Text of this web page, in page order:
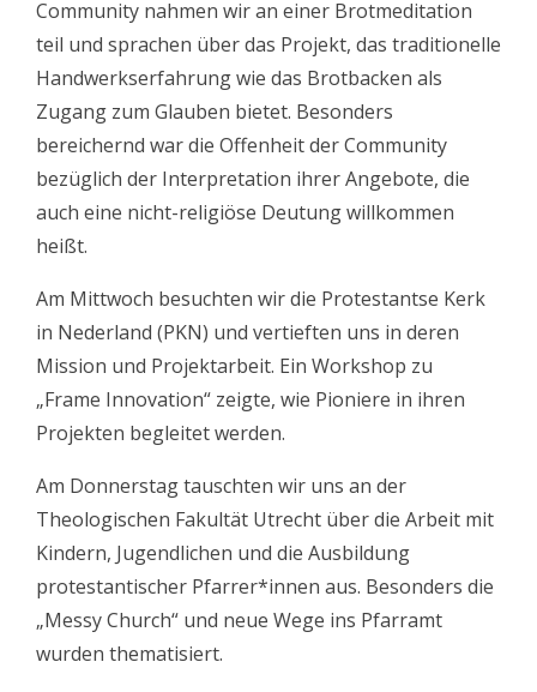
Community nahmen wir an einer Brotmeditation
teil und sprachen über das Projekt, das traditionelle
Handwerkserfahrung wie das Brotbacken als
Zugang zum Glauben bietet. Besonders
bereichernd war die Offenheit der Community
bezüglich der Interpretation ihrer Angebote, die
auch eine nicht-religiöse Deutung willkommen
heißt.
Am Mittwoch besuchten wir die Protestantse Kerk
in Nederland (PKN) und vertieften uns in deren
Mission und Projektarbeit. Ein Workshop zu
„Frame Innovation“ zeigte, wie Pioniere in ihren
Projekten begleitet werden.
Am Donnerstag tauschten wir uns an der
Theologischen Fakultät Utrecht über die Arbeit mit
Kindern, Jugendlichen und die Ausbildung
protestantischer Pfarrer*innen aus. Besonders die
„Messy Church“ und neue Wege ins Pfarramt
wurden thematisiert.